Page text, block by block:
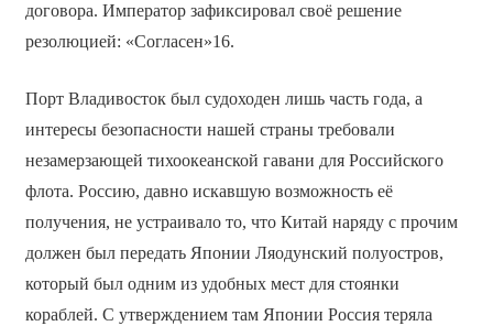
договора. Император зафиксировал своё решение
резолюцией: «Согласен»16.
Порт Владивосток был судоходен лишь часть года, а
интересы безопасности нашей страны требовали
незамерзающей тихоокеанской гавани для Российского
флота. Россию, давно искавшую возможность её
получения, не устраивало то, что Китай наряду с прочим
должен был передать Японии Ляодунский полуостров,
который был одним из удобных мест для стоянки
кораблей. С утверждением там Японии Россия теряла